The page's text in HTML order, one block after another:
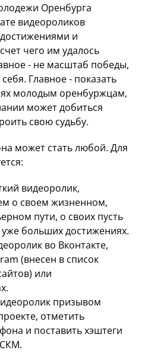
Оренбурга
видеороликов
и
чего им удалось
- не масштаб победы,
Главное - показать
молодым оренбуржцам,
может добиться
свою судьбу.
может стать любой. Для
видеоролик,
о своем жизненном,
пути, о своих пусть
больших достижениях.
во Вконтакте,
(внесен в список
или
призывом
отметить
и поставить хэштеги